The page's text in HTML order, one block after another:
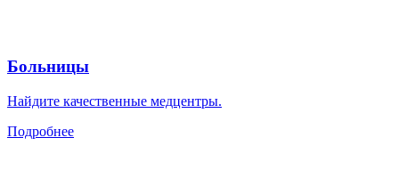
Больницы
Найдите качественные медцентры.
Подробнее